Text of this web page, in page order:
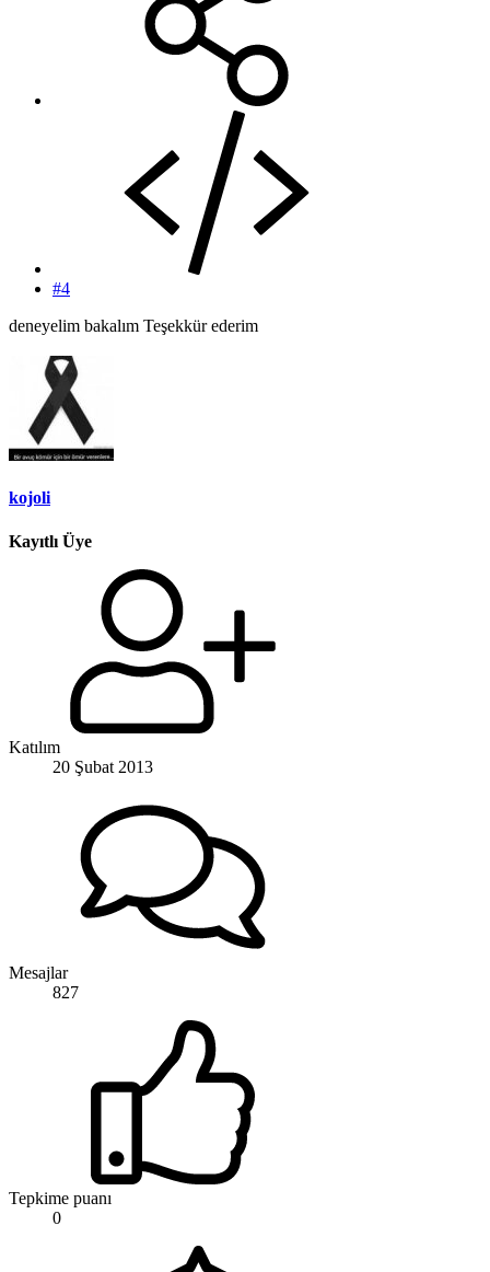
#4
deneyelim bakalım Teşekkür ederim
kojoli
Kayıtlı Üye
Katılım
20 Şubat 2013
Mesajlar
827
Tepkime puanı
0